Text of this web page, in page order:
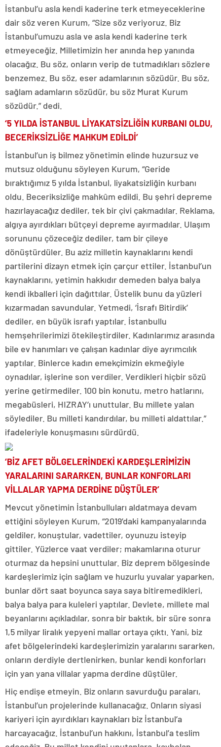
İstanbul’u asla kendi kaderine terk etmeyeceklerine
dair söz veren Kurum, “Size söz veriyoruz. Biz
İstanbul’umuzu asla ve asla kendi kaderine terk
etmeyeceğiz. Milletimizin her anında hep yanında
olacağız. Bu söz, onların verip de tutmadıkları sözlere
benzemez. Bu söz, eser adamlarının sözüdür. Bu söz,
sağlam adamların sözüdür, bu söz Murat Kurum
sözüdür.” dedi.
‘5 YILDA İSTANBUL LİYAKATSİZLİĞİN KURBANI OLDU,
BECERİKSİZLİĞE MAHKUM EDİLDİ’
İstanbul’un iş bilmez yönetimin elinde huzursuz ve
mutsuz olduğunu söyleyen Kurum, “Geride
bıraktığımız 5 yılda İstanbul, liyakatsizliğin kurbanı
oldu. Beceriksizliğe mahkûm edildi. Bu şehri depreme
hazırlayacağız dediler, tek bir çivi çakmadılar. Reklama,
algıya ayırdıkları bütçeyi depreme ayırmadılar. Ulaşım
sorununu çözeceğiz dediler, tam bir çileye
dönüştürdüler. Bu aziz milletin kaynaklarını kendi
partilerini dizayn etmek için çarçur ettiler. İstanbul’un
kaynaklarını, yetimin hakkıdır demeden balya balya
kendi ikballeri için dağıttılar. Üstelik bunu da yüzleri
kızarmadan savundular. Yetmedi, ‘İsrafı Bitirdik’
dediler, en büyük israfı yaptılar. İstanbullu
hemşehrilerimizi ötekileştirdiler. Kadınlarımız arasında
bile ev hanımları ve çalışan kadınlar diye ayrımcılık
yaptılar. Binlerce kadın emekçimizin ekmeğiyle
oynadılar, işlerine son verdiler. Verdikleri hiçbir sözü
yerine getirmediler. 100 bin konutu, metro hatlarını,
megabüsleri, HIZRAY’ı unuttular. Bu millete yalan
söylediler. Bu milleti kandırdılar, bu milleti aldattılar.”
ifadeleriyle konuşmasını sürdürdü.
‘BİZ AFET BÖLGELERİNDEKİ KARDEŞLERİMİZİN
YARALARINI SARARKEN, BUNLAR KONFORLARI
VİLLALAR YAPMA DERDİNE DÜŞTÜLER’
Mevcut yönetimin İstanbulluları aldatmaya devam
ettiğini söyleyen Kurum, “2019’daki kampanyalarında
geldiler, konuştular, vadettiler, oyunuzu isteyip
gittiler. Yüzlerce vaat verdiler; makamlarına oturur
oturmaz da hepsini unuttular. Biz deprem bölgesinde
kardeşlerimiz için sağlam ve huzurlu yuvalar yaparken,
bunlar dört saat boyunca saya saya bitiremedikleri,
balya balya para kuleleri yaptılar. Devlete, millete mal
beyanlarını açıkladılar, sonra bir baktık, bir süre sonra
1,5 milyar liralık yepyeni mallar ortaya çıktı. Yani, biz
afet bölgelerindeki kardeşlerimizin yaralarını sararken,
onların derdiyle dertlenirken, bunlar kendi konforları
için yan yana villalar yapma derdine düştüler.
Hiç endişe etmeyin. Biz onların savurduğu paraları,
İstanbul’un projelerinde kullanacağız. Onların siyasi
kariyeri için ayırdıkları kaynakları biz İstanbul’a
harcayacağız. İstanbul’un hakkını, İstanbul’a teslim